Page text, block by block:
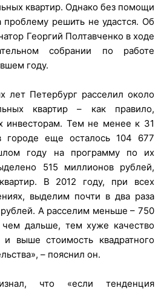
квартир. Однако без помощи
проблему решить не удастся. Об
Георгий Полтавченко в ходе
собрании по работе
году.
лет Петербург расселил около
квартир – как правило,
инвесторам. Тем не менее к 31
городе еще осталось 104 677
году на программу по их
515 миллионов рублей,
В 2012 году, при всех
выделим почти в два раза
А расселим меньше – 750
чем дальше, тем хуже качество
и выше стоимость квадратного
– пояснил он.
что «если тенденция